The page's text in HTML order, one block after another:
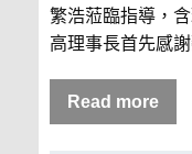
繁浩蒞臨指導，
高理事長首先感
Read more